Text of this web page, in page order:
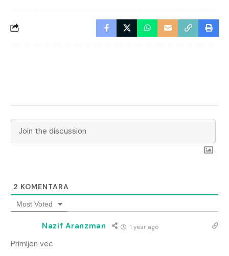
2 KOMENTARA
Most Voted
Nazif Aranzman 1 year ago
Primljen vec